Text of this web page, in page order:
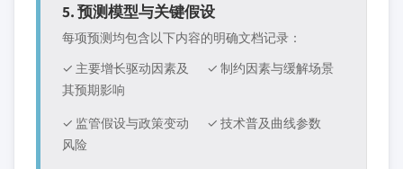
5. 预测模型与关键假设
每项预测均包含以下内容的明确文档记录：
✓ 主要增长驱动因素及
其预期影响
✓ 制约因素与缓解场景
✓ 监管假设与政策变动
风险
✓ 技术普及曲线参数